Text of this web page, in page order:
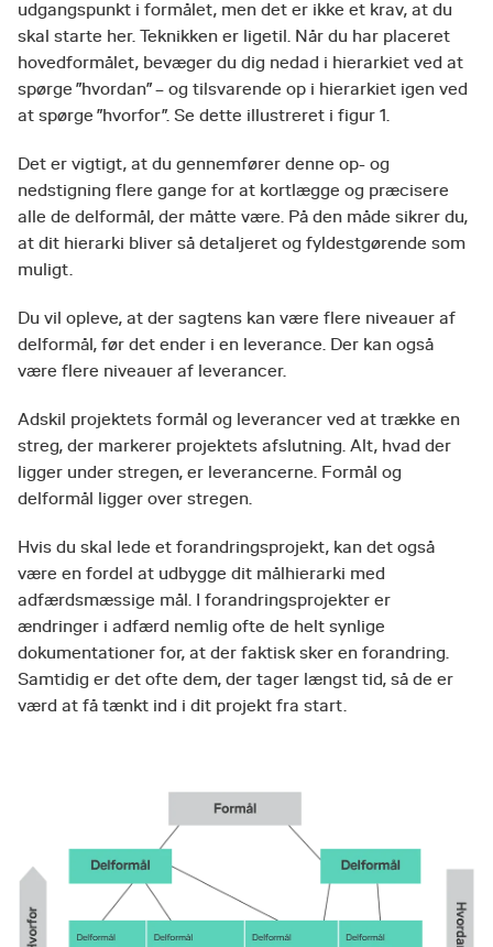
udgangspunkt i formålet, men det er ikke et krav, at du
skal starte her. Teknikken er ligetil. Når du har placeret
hovedformålet, bevæger du dig nedad i hierarkiet ved at
spørge ”hvordan” – og tilsvarende op i hierarkiet igen ved
at spørge ”hvorfor”. Se dette illustreret i figur 1.
Det er vigtigt, at du gennemfører denne op- og
nedstigning flere gange for at kortlægge og præcisere
alle de delformål, der måtte være. På den måde sikrer du,
at dit hierarki bliver så detaljeret og fyldestgørende som
muligt.
Du vil opleve, at der sagtens kan være flere niveauer af
delformål, før det ender i en leverance. Der kan også
være flere niveauer af leverancer.
Adskil projektets formål og leverancer ved at trække en
streg, der markerer projektets afslutning. Alt, hvad der
ligger under stregen, er leverancerne. Formål og
delformål ligger over stregen.
Hvis du skal lede et forandringsprojekt, kan det også
være en fordel at udbygge dit målhierarki med
adfærdsmæssige mål. I forandringsprojekter er
ændringer i adfærd nemlig ofte de helt synlige
dokumentationer for, at der faktisk sker en forandring.
Samtidig er det ofte dem, der tager længst tid, så de er
værd at få tænkt ind i dit projekt fra start.